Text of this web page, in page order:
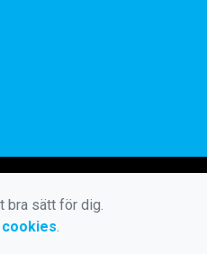
bra sätt för dig.
.